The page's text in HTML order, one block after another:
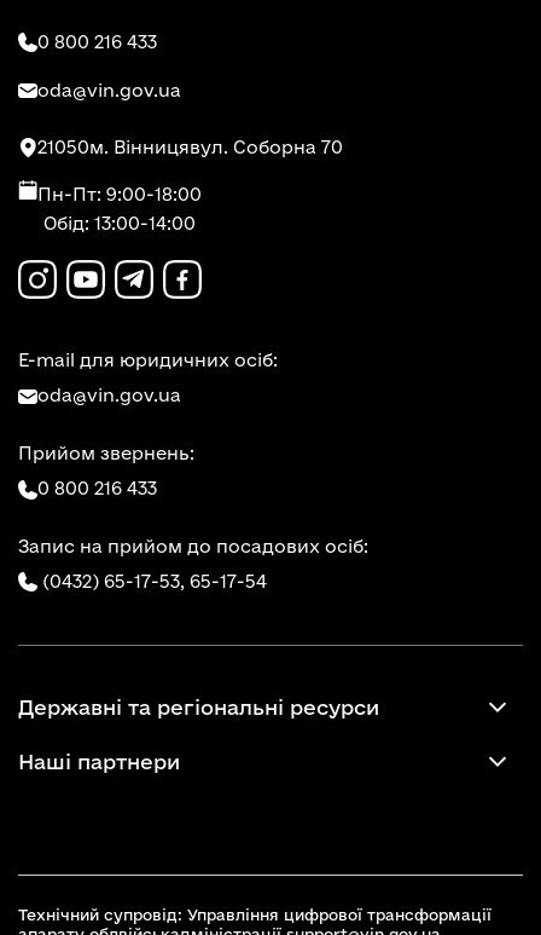
0 800 216 433
oda@vin.gov.ua
21050м. Вінницявул. Соборна 70
Пн-Пт: 9:00-18:00
Обід: 13:00-14:00
E-mail для юридичних осіб:
oda@vin.gov.ua
Прийом звернень:
0 800 216 433
Запис на прийом до посадових осіб:
(0432) 65-17-53, 65-17-54
Державні та регіональні ресурси
Наші партнери
Технічний супровід: Управління цифрової трансформації